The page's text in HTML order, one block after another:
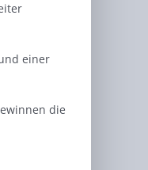
einer
die